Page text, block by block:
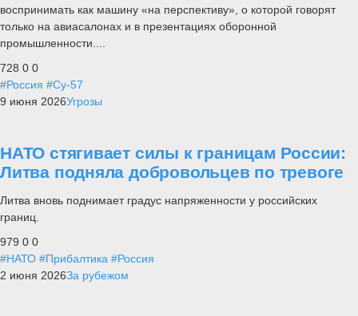
воспринимать как машину «на перспективу», о которой говорят
только на авиасалонах и в презентациях оборонной
промышленности....
728 0 0
#Россия #Су-57
9 июня 2026Угрозы
НАТО стягивает силы к границам России:
Литва подняла добровольцев по тревоге
Литва вновь поднимает градус напряженности у российских
границ.
979 0 0
#НАТО #Прибалтика #Россия
2 июня 2026За рубежом